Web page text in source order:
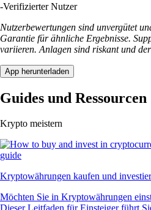
-Verifizierter Nutzer
Nutzerbewertungen sind unvergütet
Garantie für ähnliche Ergebnisse.
variieren. Anlagen sind riskant und
App herunterladen
Guides und Ressourcen
Krypto meistern
Kryptowährungen kaufen und
Möchten Sie in Kryptowährungen